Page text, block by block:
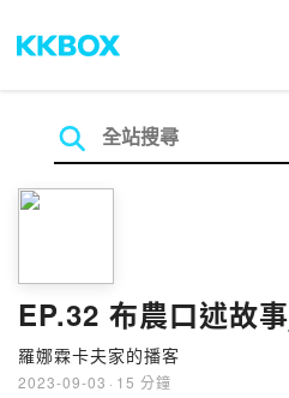
EP.32 布農口述故
羅娜霖卡夫家的播客
2023-09-03 · 15 分鐘